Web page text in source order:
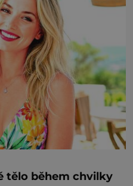
tělo během chvilky